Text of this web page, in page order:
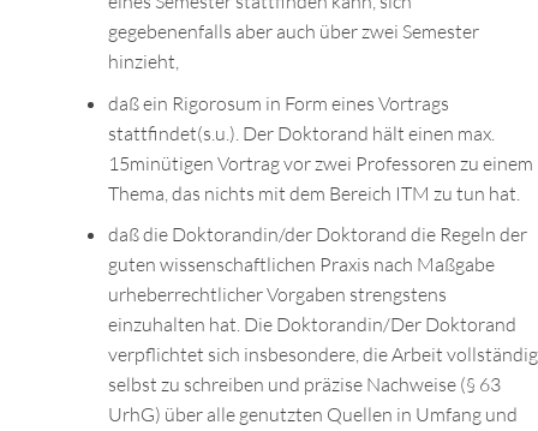
gegebenenfalls aber auch über zwei Semester
hinzieht,
daß ein Rigorosum in Form eines Vortrags
stattfindet(s.u.). Der Doktorand hält einen max.
15minütigen Vortrag vor zwei Professoren zu einem
Thema, das nichts mit dem Bereich ITM zu tun hat.
daß die Doktorandin/der Doktorand die Regeln der
guten wissenschaftlichen Praxis nach Maßgabe
urheberrechtlicher Vorgaben strengstens
einzuhalten hat. Die Doktorandin/Der Doktorand
verpflichtet sich insbesondere, die Arbeit vollständig
selbst zu schreiben und präzise Nachweise (§ 63
UrhG) über alle genutzten Quellen in Umfang und